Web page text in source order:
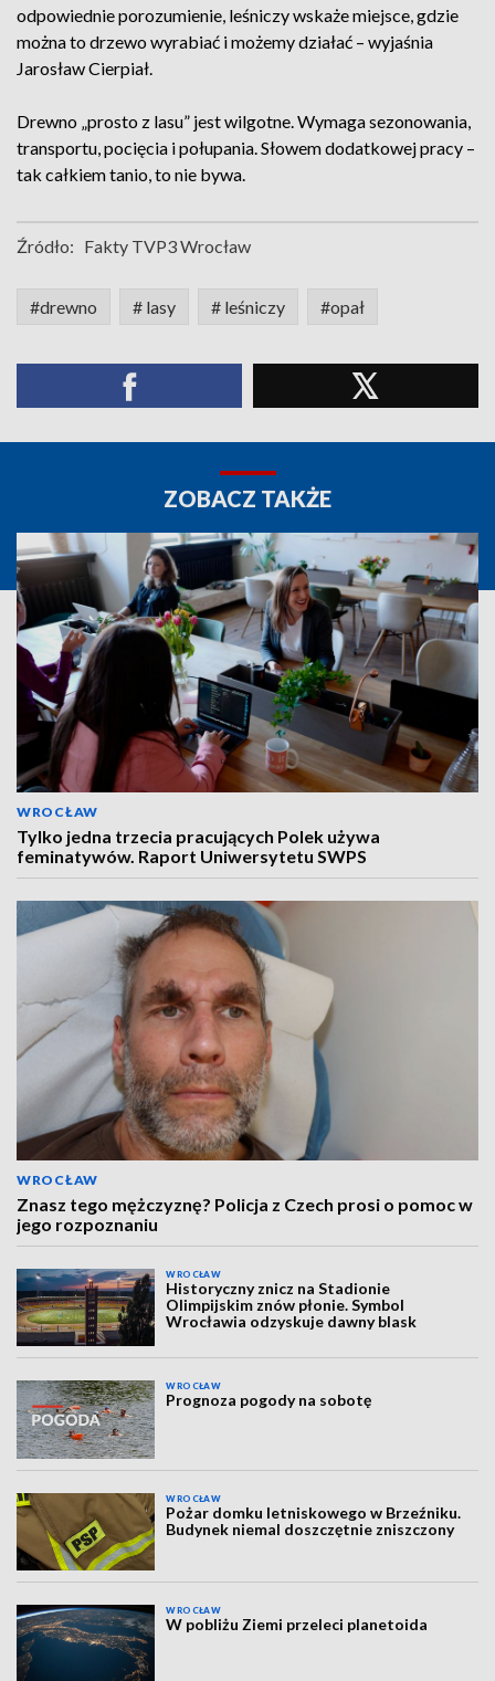
odpowiednie porozumienie, leśniczy wskaże miejsce, gdzie
można to drzewo wyrabiać i możemy działać – wyjaśnia
Jarosław Cierpiał.
Drewno „prosto z lasu” jest wilgotne. Wymaga sezonowania,
transportu, pocięcia i połupania. Słowem dodatkowej pracy –
tak całkiem tanio, to nie bywa.
Źródło: Fakty TVP3 Wrocław
#drewno # lasy # leśniczy #opał
ZOBACZ TAKŻE
WROCŁAW
Tylko jedna trzecia pracujących Polek używa
feminatywów. Raport Uniwersytetu SWPS
WROCŁAW
Znasz tego mężczyznę? Policja z Czech prosi o pomoc w
jego rozpoznaniu
WROCŁAW
Historyczny znicz na Stadionie
Olimpijskim znów płonie. Symbol
Wrocławia odzyskuje dawny blask
WROCŁAW
Prognoza pogody na sobotę
WROCŁAW
Pożar domku letniskowego w Brzeźniku.
Budynek niemal doszczętnie zniszczony
WROCŁAW
W pobliżu Ziemi przeleci planetoida